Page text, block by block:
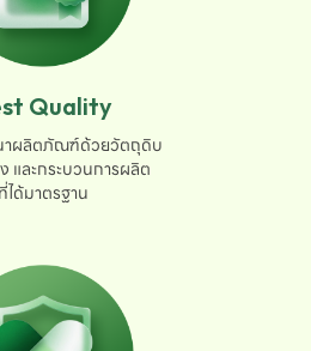
Quality
ผลิตภัณฑ์ด้วยวัตถุดิบ
และกระบวนการผลิต
ที่ได้มาตรฐาน